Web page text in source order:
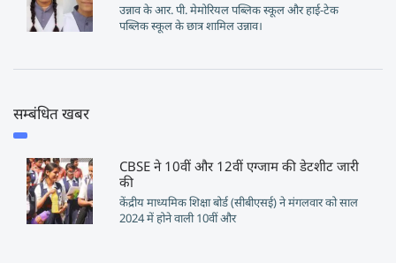
उन्नाव के आर. पी. मेमोरियल पब्लिक स्कूल और हाई-टेक
पब्लिक स्कूल के छात्र शामिल उन्नाव।
सम्बंधित खबर
CBSE ने 10वीं और 12वीं एग्जाम की डेटशीट जारी
की
केंद्रीय माध्यमिक शिक्षा बोर्ड (सीबीएसई) ने मंगलवार को साल
2024 में होने वाली 10वीं और